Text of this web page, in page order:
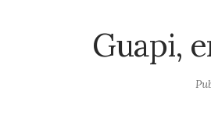
Guapi,